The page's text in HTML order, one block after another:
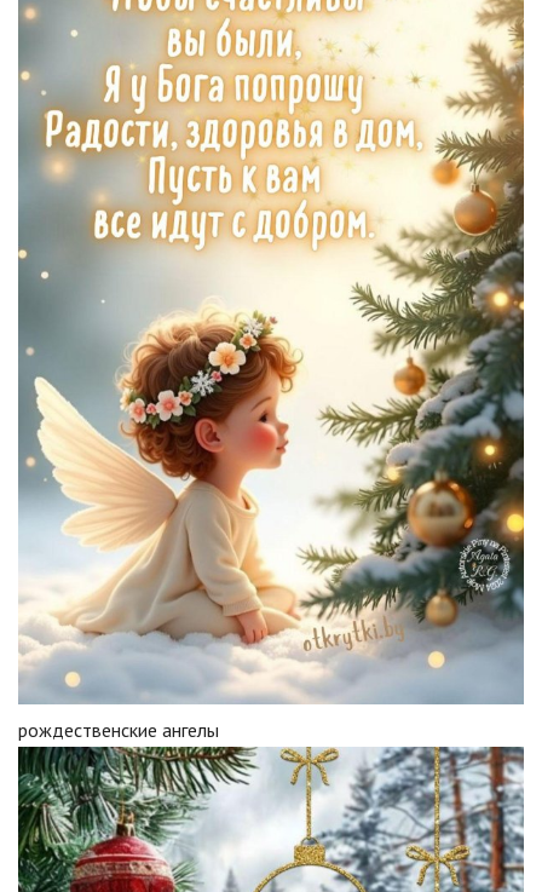
рождественские ангелы